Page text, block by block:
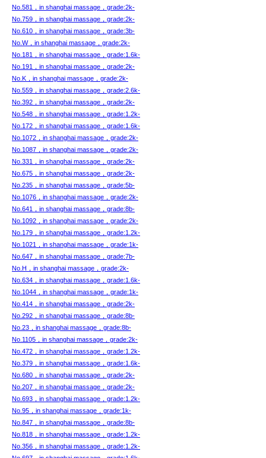
No.581，in shanghai massage，grade:2k-
No.759，in shanghai massage，grade:2k-
No.610，in shanghai massage，grade:3b-
No.W，in shanghai massage，grade:2k-
No.181，in shanghai massage，grade:1.6k-
No.191，in shanghai massage，grade:2k-
No.K，in shanghai massage，grade:2k-
No.559，in shanghai massage，grade:2.6k-
No.392，in shanghai massage，grade:2k-
No.548，in shanghai massage，grade:1.2k-
No.172，in shanghai massage，grade:1.6k-
No.1072，in shanghai massage，grade:2k-
No.1087，in shanghai massage，grade:2k-
No.331，in shanghai massage，grade:2k-
No.675，in shanghai massage，grade:2k-
No.235，in shanghai massage，grade:5b-
No.1076，in shanghai massage，grade:2k-
No.641，in shanghai massage，grade:8b-
No.1092，in shanghai massage，grade:2k-
No.179，in shanghai massage，grade:1.2k-
No.1021，in shanghai massage，grade:1k-
No.647，in shanghai massage，grade:7b-
No.H，in shanghai massage，grade:2k-
No.634，in shanghai massage，grade:1.6k-
No.1044，in shanghai massage，grade:1k-
No.414，in shanghai massage，grade:2k-
No.292，in shanghai massage，grade:8b-
No.23，in shanghai massage，grade:8b-
No.1105，in shanghai massage，grade:2k-
No.472，in shanghai massage，grade:1.2k-
No.379，in shanghai massage，grade:1.6k-
No.680，in shanghai massage，grade:2k-
No.207，in shanghai massage，grade:2k-
No.693，in shanghai massage，grade:1.2k-
No.95，in shanghai massage，grade:1k-
No.847，in shanghai massage，grade:8b-
No.818，in shanghai massage，grade:1.2k-
No.356，in shanghai massage，grade:1.2k-